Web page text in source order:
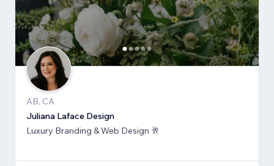
AB, CA
Juliana Laface Design
Luxury Branding & Web Design 🥂